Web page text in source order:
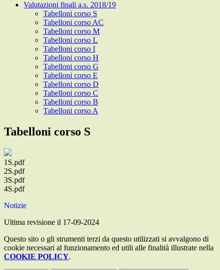
Valutazioni finali a.s. 2018/19
Tabelloni corso S
Tabelloni corso AC
Tabelloni corso M
Tabelloni corso L
Tabelloni corso I
Tabelloni corso H
Tabelloni corso G
Tabelloni corso E
Tabelloni corso D
Tabelloni corso C
Tabelloni corso B
Tabelloni corso A
Tabelloni corso S
1S.pdf
2S.pdf
3S.pdf
4S.pdf
Notizie
Ultima revisione il 17-09-2024
Questo sito o gli strumenti terzi da questo utilizzati si avvalgono di
cookie necessari al funzionamento ed utili alle finalità illustrate nella
COOKIE POLICY.